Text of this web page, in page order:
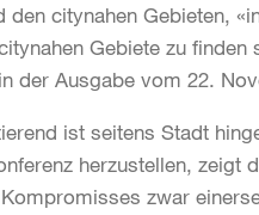
citynahen Gebieten,
Gebiete zu finden
der Ausgabe vom 22.
ist seitens Stadt
herzustellen, zeigt
zwar